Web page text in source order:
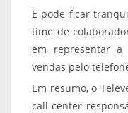
E pode ficar
time de
em representar
vendas pelo
Em resumo, o
call-center